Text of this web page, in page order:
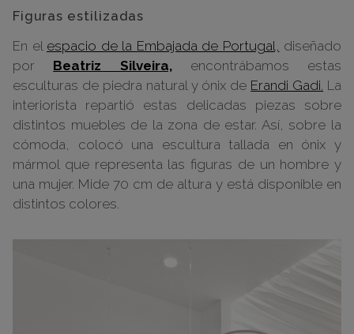
Figuras estilizadas
En el espacio de la Embajada de Portugal,
diseñado
por Beatriz Silveira,encontrábamos estas
esculturas de piedra natural y ónix de Erandi Gadi. La
interiorista repartió estas delicadas piezas sobre
distintos muebles de la zona de estar. Así, sobre la
cómoda, colocó una escultura tallada en ónix y
mármol que representa las figuras de un hombre y
una mujer. Mide 70 cm de altura y está disponible en
distintos colores.